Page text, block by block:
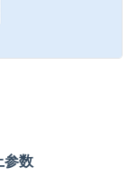
参数